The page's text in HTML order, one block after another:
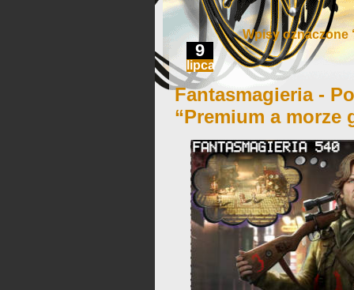
Wpisy oznaczone
9
lipca
Fantasmagieria -
“Premium a morze